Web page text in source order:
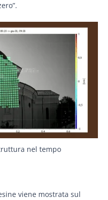
nel tempo
viene mostrata sul